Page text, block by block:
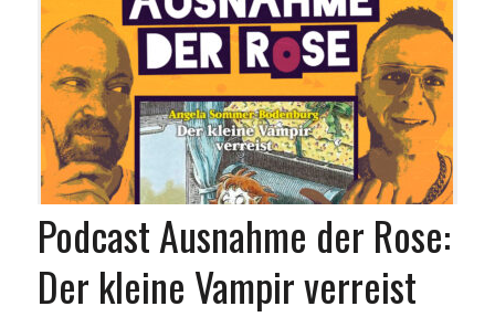
Podcast Ausnahme der Rose:
Der kleine Vampir verreist